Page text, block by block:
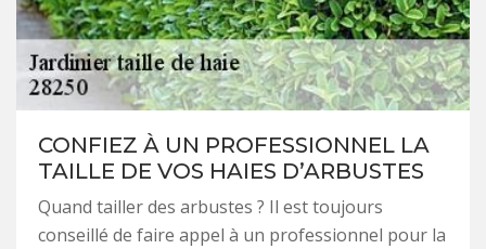
CONFIEZ À UN PROFESSIONNEL LA
TAILLE DE VOS HAIES D’ARBUSTES
Quand tailler des arbustes ? Il est toujours
conseillé de faire appel à un professionnel pour la